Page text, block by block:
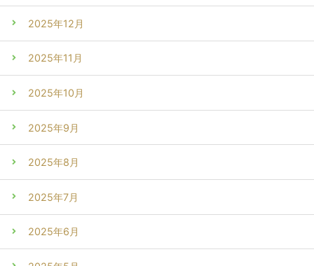
2025年12月
2025年11月
2025年10月
2025年9月
2025年8月
2025年7月
2025年6月